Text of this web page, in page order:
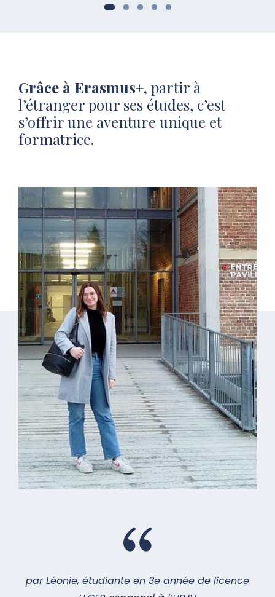
Grâce à Erasmus+, partir à
l’étranger pour ses études, c’est
s’offrir une aventure unique et
formatrice.
par Léonie, étudiante en 3e année de licence